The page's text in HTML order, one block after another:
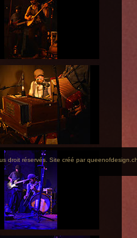
droit réservés. Site créé par